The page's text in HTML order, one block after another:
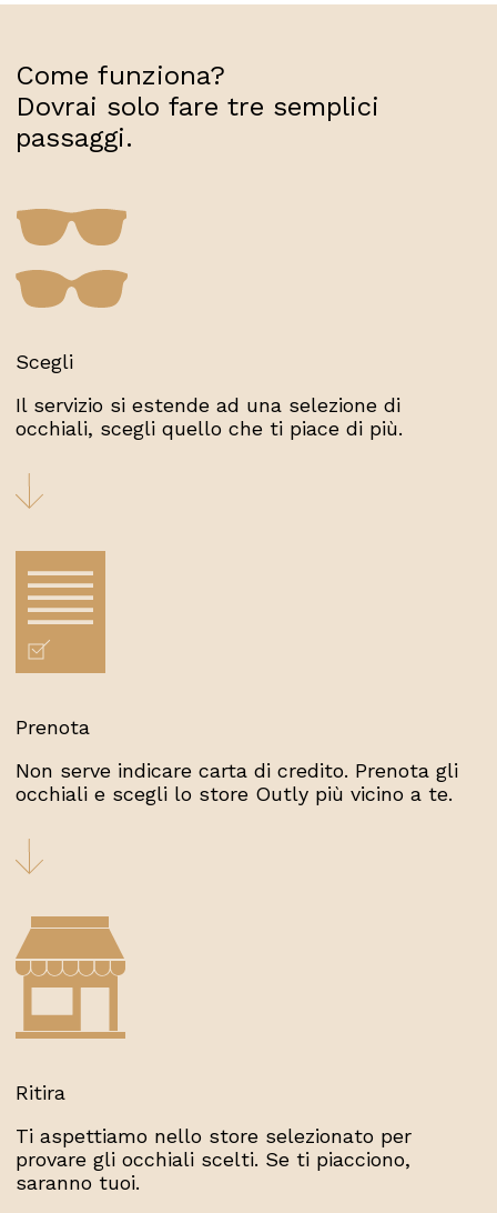
Come funziona?
Dovrai solo fare tre semplici
passaggi.
Scegli
Il servizio si estende ad una selezione di
occhiali, scegli quello che ti piace di più.
Prenota
Non serve indicare carta di credito. Prenota gli
occhiali e scegli lo store Outly più vicino a te.
Ritira
Ti aspettiamo nello store selezionato per
provare gli occhiali scelti. Se ti piacciono,
saranno tuoi.